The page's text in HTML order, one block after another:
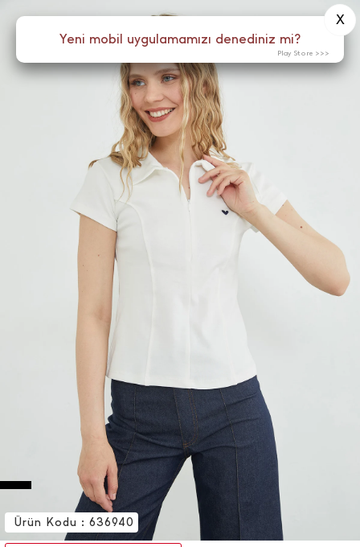
Menü
Ürün Kodu : 636940
Yeni mobil uygulamamızı denediniz mi?
X
Play Store >>>